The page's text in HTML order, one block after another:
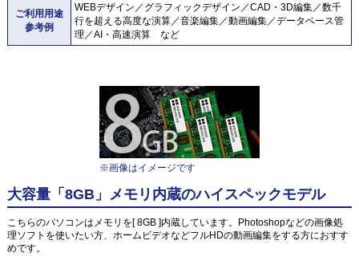
ご利用用途
参考例
WEBデザイン／グラフィックデザイン／CAD・3D編集／数千
行を超える高度な演算／音楽編集／動画編集／データベース管
理／AI・高速演算 など
※画像はイメージです
大容量「8GB」メモリ内蔵のハイスペックモデル
こちらのパソコンはメモリを[ 8GB ]内蔵しています。Photoshopなどの画像処
理ソフトを使いたい方、ホームビデオなどフルHDの動画編集をする方におすす
めです。